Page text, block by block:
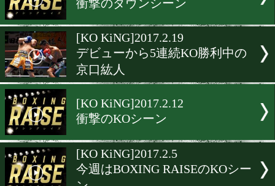
今週はA-SIGNのKO特集
[KO KiNG]2017.3.12
向井寛史vsレックスの試合
ジェスト
[KO KiNG]2017.3.6
今週はA-SIGNのKO特集